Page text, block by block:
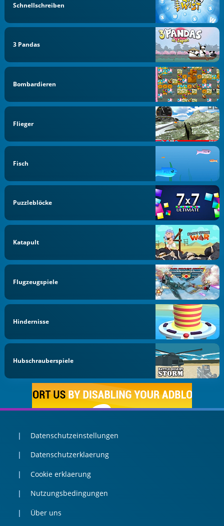
Schnellschreiben
3 Pandas
Bombardieren
Flieger
Fisch
Puzzleblöcke
Katapult
Flugzeugspiele
Hindernisse
Hubschrauberspiele
Datenschutzeinstellungen
Datenschutzerklaerung
Cookie erklaerung
Nutzungsbedingungen
Über uns